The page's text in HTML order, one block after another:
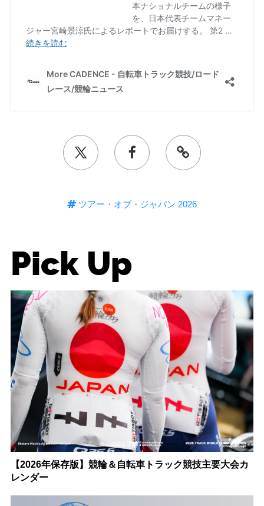
ツアー・オブ・ジャパン 2026
Pick Up
【2026年保存版】競輪＆自転車トラック競技主要大会カ
レンダー